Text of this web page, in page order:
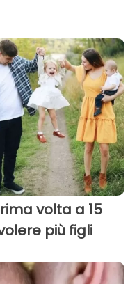
volta a 15
più figli